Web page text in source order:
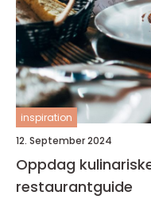
inspiration
12. September 2024
Oppdag
restaurantguide